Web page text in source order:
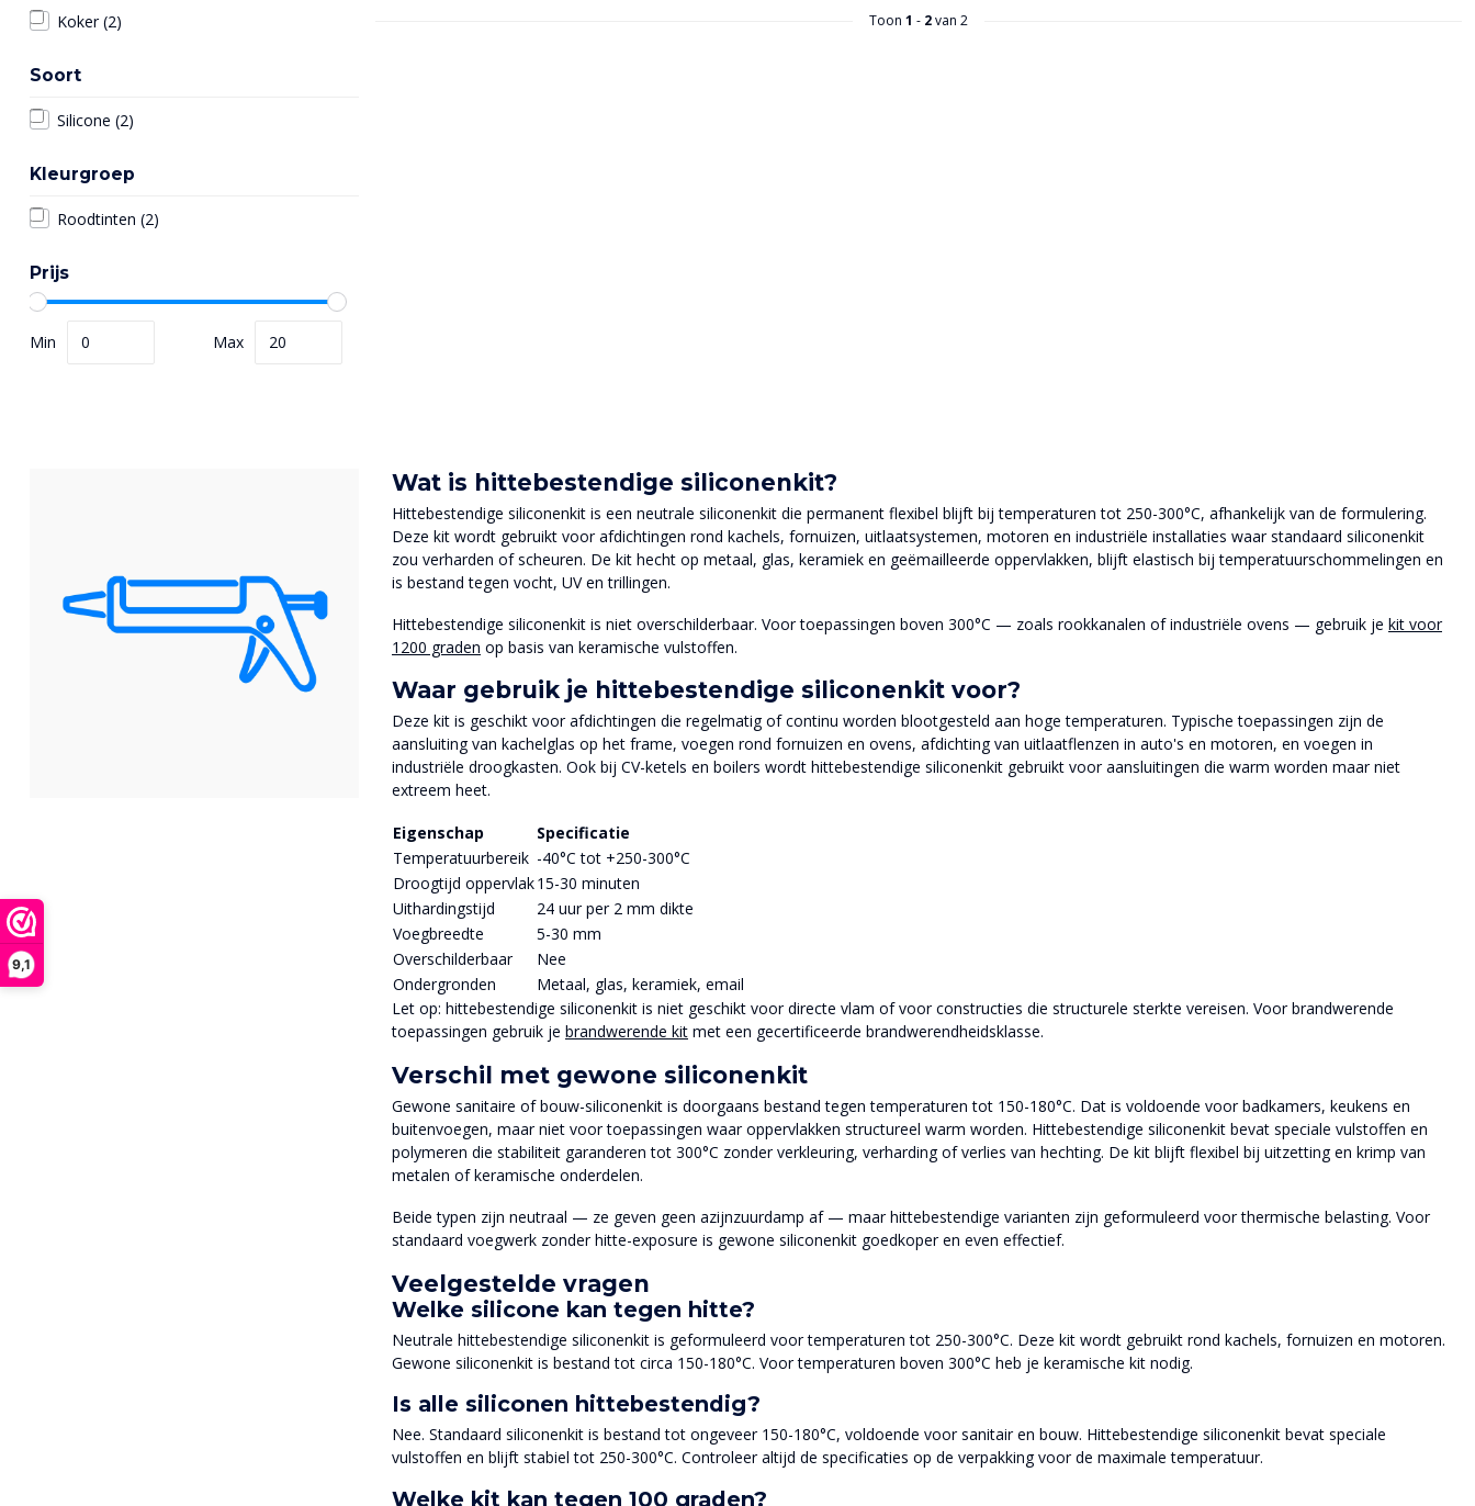
9,1
Koker(2)
Soort
Silicone (2)
Kleurgroep
Roodtinten (2)
Prijs
Min Max
Toon 1 - 2van 2
Wat is hittebestendige siliconenkit?
Hittebestendige siliconenkit is een neutrale siliconenkit die permanent flexibel blijft bij temperaturen tot 250-300°C, afhankelijk van de formulering.
Deze kit wordt gebruikt voor afdichtingen rond kachels, fornuizen, uitlaatsystemen, motoren en industriële installaties waar standaard siliconenkit
zou verharden of scheuren. De kit hecht op metaal, glas, keramiek en geëmailleerde oppervlakken, blijft elastisch bij temperatuurschommelingen en
is bestand tegen vocht, UV en trillingen.
Hittebestendige siliconenkit is niet overschilderbaar. Voor toepassingen boven 300°C — zoals rookkanalen of industriële ovens — gebruik je kit voor
1200 graden op basis van keramische vulstoffen.
Waar gebruik je hittebestendige siliconenkit voor?
Deze kit is geschikt voor afdichtingen die regelmatig of continu worden blootgesteld aan hoge temperaturen. Typische toepassingen zijn de
aansluiting van kachelglas op het frame, voegen rond fornuizen en ovens, afdichting van uitlaatflenzen in auto's en motoren, en voegen in
industriële droogkasten. Ook bij CV-ketels en boilers wordt hittebestendige siliconenkit gebruikt voor aansluitingen die warm worden maar niet
extreem heet.
Eigenschap
Specificatie
Temperatuurbereik -40°C tot +250-300°C
Droogtijd oppervlak15-30 minuten
Uithardingstijd
24 uur per 2 mm dikte
Voegbreedte
5-30 mm
Overschilderbaar
Nee
Ondergronden
Metaal, glas, keramiek, email
Let op: hittebestendige siliconenkit is niet geschikt voor directe vlam of voor constructies die structurele sterkte vereisen. Voor brandwerende
toepassingen gebruik je brandwerende kit met een gecertificeerde brandwerendheidsklasse.
Verschil met gewone siliconenkit
Gewone sanitaire of bouw-siliconenkit is doorgaans bestand tegen temperaturen tot 150-180°C. Dat is voldoende voor badkamers, keukens en
buitenvoegen, maar niet voor toepassingen waar oppervlakken structureel warm worden. Hittebestendige siliconenkit bevat speciale vulstoffen en
polymeren die stabiliteit garanderen tot 300°C zonder verkleuring, verharding of verlies van hechting. De kit blijft flexibel bij uitzetting en krimp van
metalen of keramische onderdelen.
Beide typen zijn neutraal — ze geven geen azijnzuurdamp af — maar hittebestendige varianten zijn geformuleerd voor thermische belasting. Voor
standaard voegwerk zonder hitte-exposure is gewone siliconenkit goedkoper en even effectief.
Veelgestelde vragen
Welke silicone kan tegen hitte?
Neutrale hittebestendige siliconenkit is geformuleerd voor temperaturen tot 250-300°C. Deze kit wordt gebruikt rond kachels, fornuizen en motoren.
Gewone siliconenkit is bestand tot circa 150-180°C. Voor temperaturen boven 300°C heb je keramische kit nodig.
Is alle siliconen hittebestendig?
Nee. Standaard siliconenkit is bestand tot ongeveer 150-180°C, voldoende voor sanitair en bouw. Hittebestendige siliconenkit bevat speciale
vulstoffen en blijft stabiel tot 250-300°C. Controleer altijd de specificaties op de verpakking voor de maximale temperatuur.
Welke kit kan tegen 100 graden?